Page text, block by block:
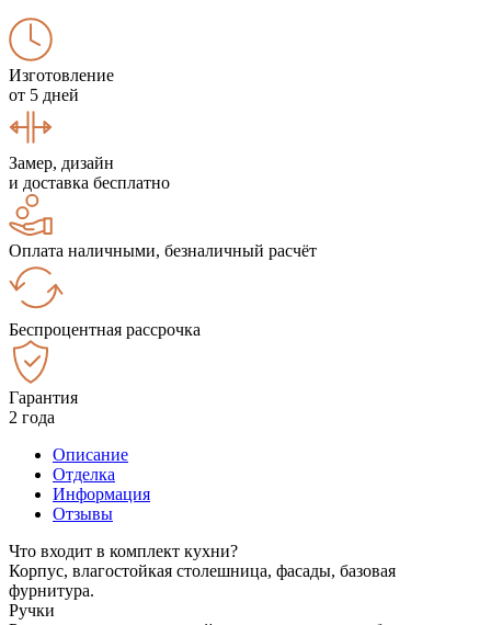
Изготовление
от 5 дней
Замер, дизайн
и доставка бесплатно
Оплата наличными, безналичный расчёт
Беспроцентная рассрочка
Гарантия
2 года
Описание
Отделка
Информация
Отзывы
Что входит в комплект кухни?
Корпус, влагостойкая столешница, фасады, базовая
фурнитура.
Ручки